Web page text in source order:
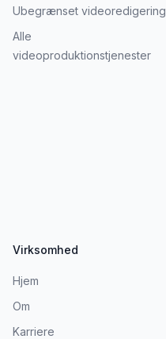
Ubegrænset videoredigering
Alle
videoproduktionstjenester
Virksomhed
Hjem
Om
Karriere